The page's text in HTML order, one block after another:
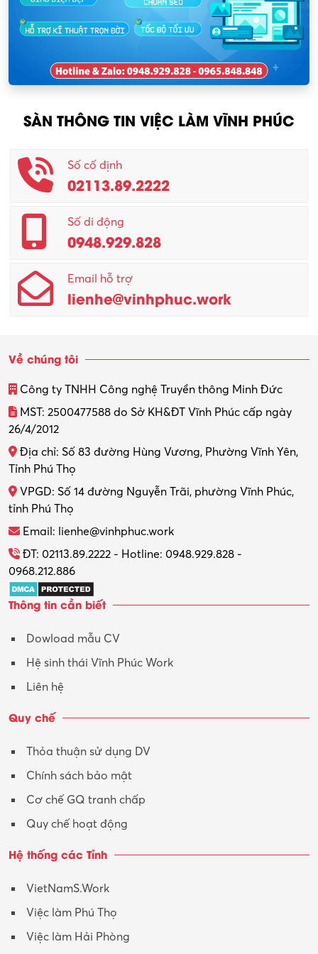
Nhân sự
Nhân viên kinh doanh
Nhân viên thu mua
Nhân viên CSKH
Phục vụ khác
Promotion Girl (PG)
Quản lý – Giám đốc
Quản lý chất lượng – QC
Quản lý sản xuất
Quản trị kinh doanh
Thiết kế nội thất
Thợ máy – Ô tô – Xe máy
Thực tập
Tổ chức sự kiện – Quà tặng
Trợ lý
Tư vấn
Tư vấn – Kiến trúc
Y tế-Dược
KCN Lập Thạch I
KCN Sông Lô I
KCN Tam Dương
SÀN THÔNG TIN VIỆC LÀM VĨNH PHÚC
Số cố định
02113.89.2222
Số di động
0948.929.828
Email hỗ trợ
lienhe@vinhphuc.work
Về chúng tôi
Công ty TNHH Công nghệ Truyền thông Minh Đức
MST: 2500477588 do Sở KH&ĐT Vĩnh Phúc cấp ngày
26/4/2012
Địa chỉ: Số 83 đường Hùng Vương, Phường Vĩnh Yên,
Tỉnh Phú Thọ
VPGD: Số 14 đường Nguyễn Trãi, phường Vĩnh Phúc,
tỉnh Phú Thọ
Email: lienhe@vinhphuc.work
ĐT: 02113.89.2222 - Hotline: 0948.929.828 -
0968.212.886
Thông tin cần biết
Dowload mẫu CV
Hệ sinh thái Vĩnh Phúc Work
Liên hệ
Quy chế
Thỏa thuận sử dụng DV
Chính sách bảo mật
Cơ chế GQ tranh chấp
Quy chế hoạt động
Hệ thống các Tỉnh
VietNamS.Work
Việc làm Phú Thọ
Việc làm Hải Phòng